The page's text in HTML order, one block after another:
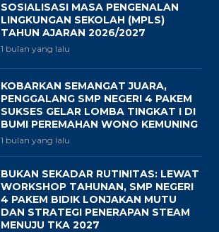
SOSIALISASI MASA PENGENALAN
LINGKUNGAN SEKOLAH (MPLS)
TAHUN AJARAN 2026/2027
1 bulan yang lalu
KOBARKAN SEMANGAT JUARA,
PENGGALANG SMP NEGERI 4 PAKEM
SUKSES GELAR LOMBA TINGKAT I DI
BUMI PEREMAHAN WONO KEMUNING
1 bulan yang lalu
BUKAN SEKADAR RUTINITAS: LEWAT
WORKSHOP TAHUNAN, SMP NEGERI
4 PAKEM BIDIK LONJAKAN MUTU
DAN STRATEGI PENERAPAN STEAM
MENUJU TKA 2027